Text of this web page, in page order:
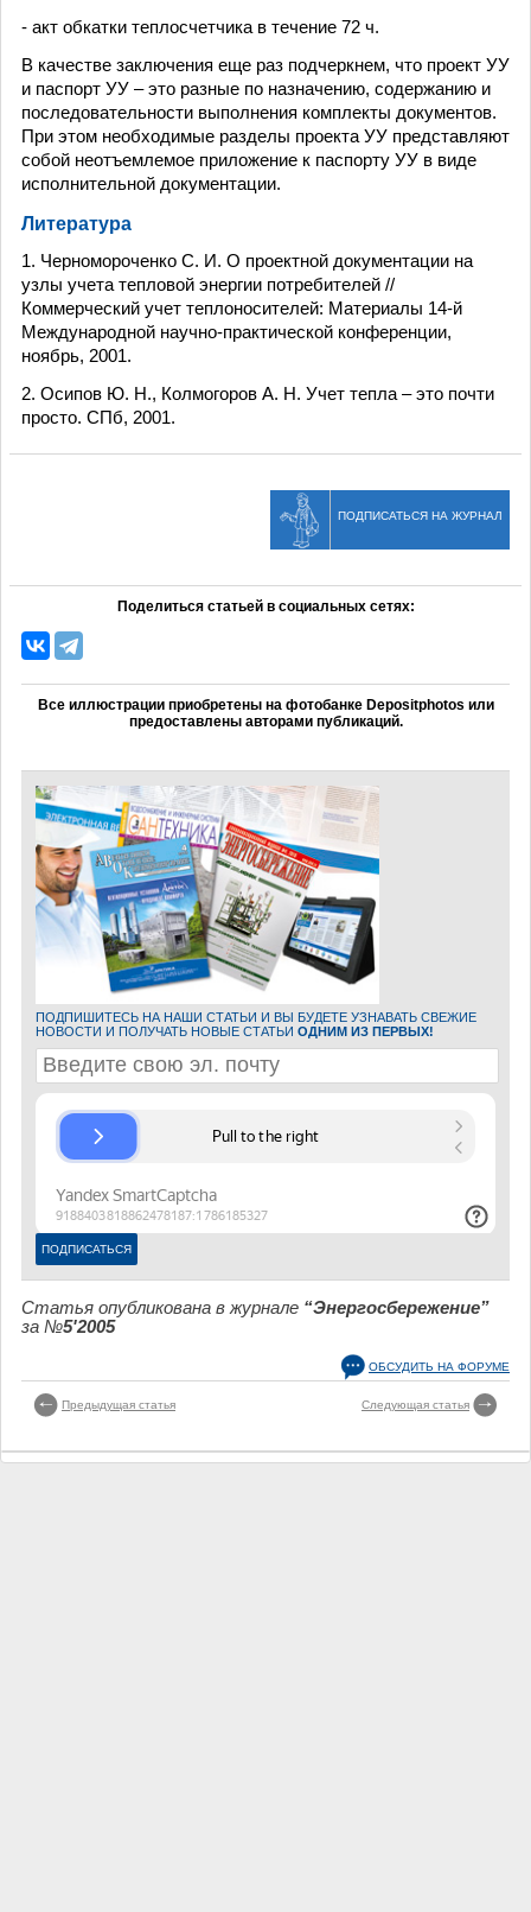
- акт обкатки теплосчетчика в течение 72 ч.
В качестве заключения еще раз подчеркнем, что проект УУ
и паспорт УУ – это разные по назначению, содержанию и
последовательности выполнения комплекты документов.
При этом необходимые разделы проекта УУ представляют
собой неотъемлемое приложение к паспорту УУ в виде
исполнительной документации.
Литература
1. Черномороченко С. И. О проектной документации на
узлы учета тепловой энергии потребителей //
Коммерческий учет теплоносителей: Материалы 14-й
Международной научно-практической конференции,
ноябрь, 2001.
2. Осипов Ю. Н., Колмогоров А. Н. Учет тепла – это почти
просто. СПб, 2001.
ПОДПИСАТЬСЯ НА ЖУРНАЛ
Поделиться статьей в социальных сетях:
Все иллюстрации приобретены на фотобанке Depositphotos или
предоставлены авторами публикаций.
ПОДПИШИТЕСЬ НА НАШИ СТАТЬИ И ВЫ БУДЕТЕ УЗНАВАТЬ СВЕЖИЕ
НОВОСТИ И ПОЛУЧАТЬ НОВЫЕ СТАТЬИ ОДНИМ ИЗ ПЕРВЫХ!
Статья опубликована в журнале “Энергосбережение”
за №5'2005
ОБСУДИТЬ НА ФОРУМЕ
Предыдущая статья Следующая статья